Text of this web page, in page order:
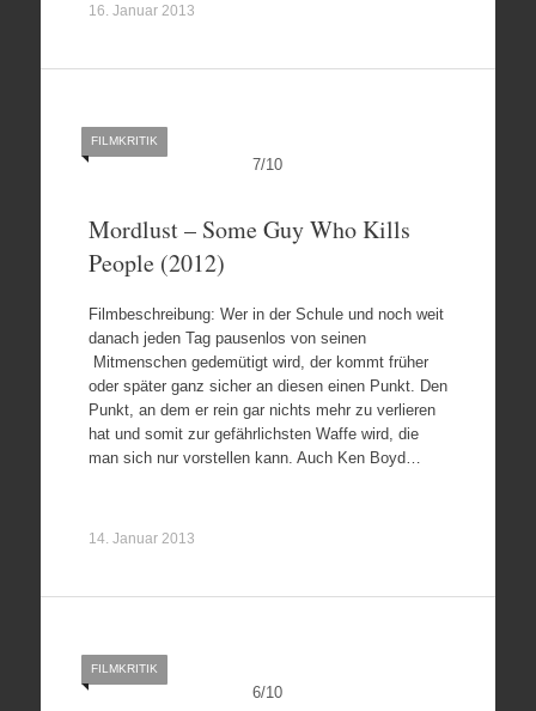
16. Januar 2013
7/10
FILMKRITIK
Mordlust – Some Guy Who Kills
People (2012)
Filmbeschreibung: Wer in der Schule und noch weit
danach jeden Tag pausenlos von seinen
Mitmenschen gedemütigt wird, der kommt früher
oder später ganz sicher an diesen einen Punkt. Den
Punkt, an dem er rein gar nichts mehr zu verlieren
hat und somit zur gefährlichsten Waffe wird, die
man sich nur vorstellen kann. Auch Ken Boyd…
14. Januar 2013
6/10
FILMKRITIK